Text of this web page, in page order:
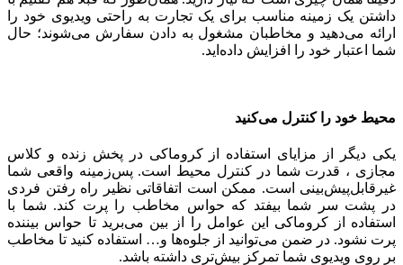
داشتن یک زمینه مناسب برای یک تجارت به راحتی ویدیوی خود را
ارائه می‌دهید و مخاطبان مشغول به دادن سفارش می‌شوند؛ حال
شما اعتبار خود را افزایش داده‌اید.
محیط خود را کنترل می‌کنید
یکی دیگر از مزایای استفاده از کروماکی در پخش زنده و کلاس
مجازی ، قدرت شما در کنترل محیط است. پس‌زمینه واقعی شما
غیر‌قابل‌پیش‌بینی است. ممکن است اتفاقاتی نظیر راه رفتن فردی
در پشت سر شما بیفتد که حواس مخاطب را پرت کند. شما با
استفاده از کروماکی این عوامل را از بین می‌برید تا حواس بیننده
پرت نشود. در ضمن می‌توانید از جلوه‌ها و… استفاده کنید تا مخاطب
بر روی ویدیوی شما تمرکز بیش‌تری داشته باشد.